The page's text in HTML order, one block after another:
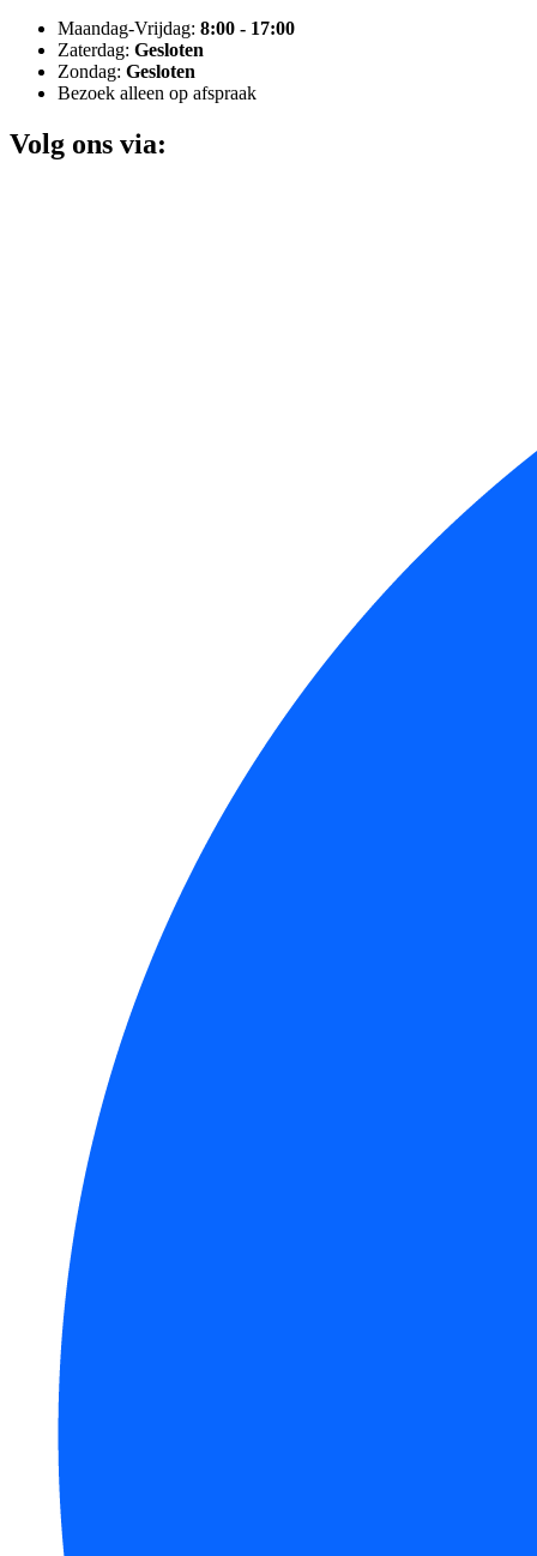
Maandag-Vrijdag: 8:00 - 17:00
Zaterdag: Gesloten
Zondag: Gesloten
Bezoek alleen op afspraak
Volg ons via: